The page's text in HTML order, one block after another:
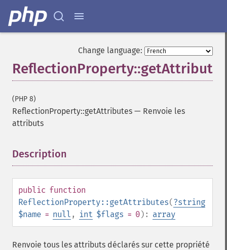
Change language:
ReflectionProperty::getAttributes
(PHP 8)
ReflectionProperty::getAttributes — Renvoie les
attributs
Description
public function
ReflectionProperty::getAttributes(?string
$name = null , int $flags = 0): array
Renvoie tous les attributs déclarés sur cette propriété